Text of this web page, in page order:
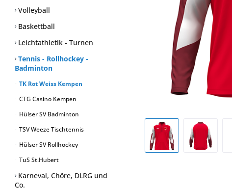
Volleyball
Baskettball
Leichtathletik - Turnen
Tennis - Rollhockey -
Badminton
TK Rot Weiss Kempen
CTG Casino Kempen
Hülser SV Badminton
TSV Weeze Tischtennis
Hülser SV Rollhockey
TuS St.Hubert
Karneval, Chöre, DLRG und
Co.